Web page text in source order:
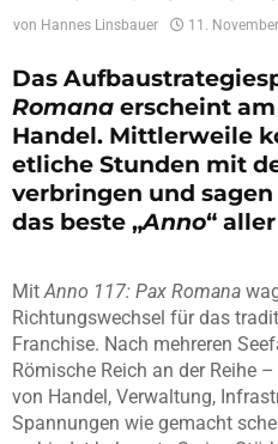
von Hannes Linsbauer 11.
Das
Romana erscheint am
Handel. Mittlerweile
etliche Stunden mit
verbringen und
das beste „Anno“
MitAnno 117: Pax Romana
Richtungswechsel für das
Franchise. Nach mehreren
Römische Reich an der Reihe
von Handel, Verwaltung,
Spannungen wie gemacht